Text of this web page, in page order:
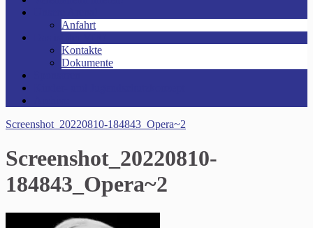
Anfahrt
Kontakte
Dokumente
Screenshot_20220810-184843_Opera~2
Screenshot_20220810-
184843_Opera~2